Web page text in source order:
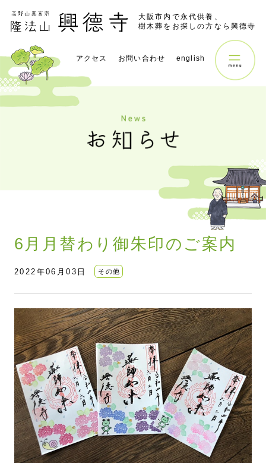
大阪市内で永代供養、
樹木葬をお探しの方なら興德寺
アクセス お問い合わせ english
6月月替わり御朱印のご案内
2022年06月03日 その他